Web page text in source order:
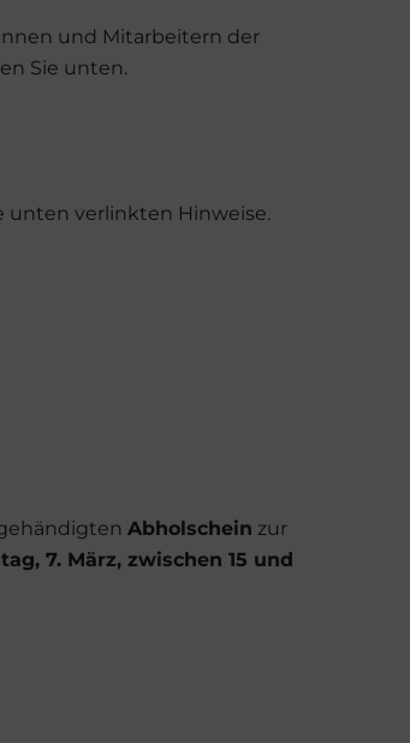
und Mitarbeitern der
Sie unten.
unten verlinkten Hinweise.
Abholschein zur
7. März, zwischen 15 und